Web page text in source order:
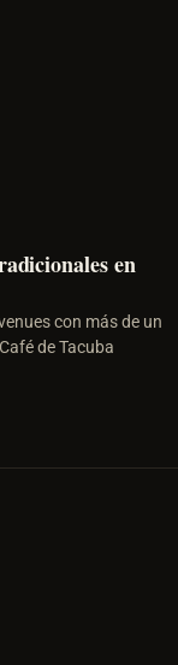
en
con más de un
de Tacuba